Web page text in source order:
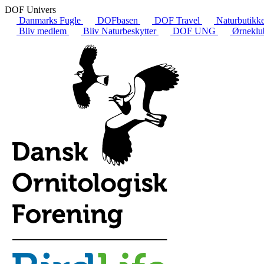
DOF Univers
Danmarks Fugle
DOFbasen DOF Travel
Bliv medlem
Bliv Naturbeskytter DOF UNG